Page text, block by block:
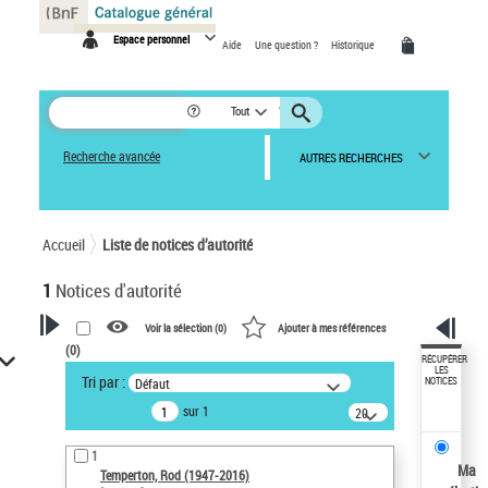
Espace personnel Aide Une question ? Historique
Tout
Recherche avancée AUTRES RECHERCHES
Accueil Liste de notices d’autorité
1 Notices d'autorité
VOTRE RECHERCHE
Recherche avancée dans les
notices d’autorité
Œuvres liées à l'auteur :
Temperton, Rod (1947-2016)
Voir la sélection (0) Ajouter à mes références
(0)
Tri par : Défaut
sur 1
20
résultats/page
1
Temperton, Rod (1947-2016)
RÉCUPÉRER
LES
NOTICES
Ma
Panneau de gestion des cookies